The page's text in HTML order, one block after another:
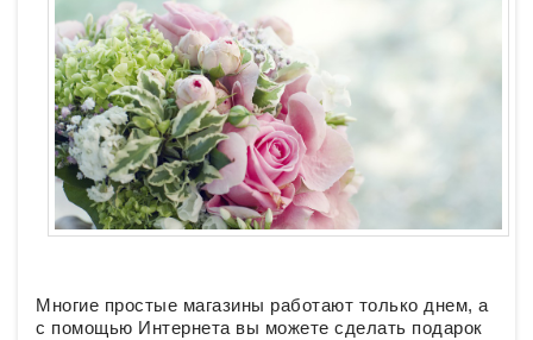
Многие простые магазины работают только днем, а
с помощью Интернета вы можете сделать подарок